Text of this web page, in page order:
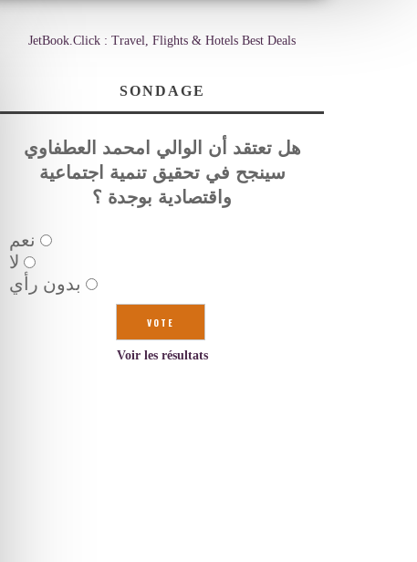
JetBook.Click : Travel, Flights & Hotels Best Deals
SONDAGE
هل تعتقد أن الوالي امحمد العطفاوي
سينجح في تحقيق تنمية اجتماعية
واقتصادية بوجدة ؟
نعم
لا
بدون رأي
Voir les résultats